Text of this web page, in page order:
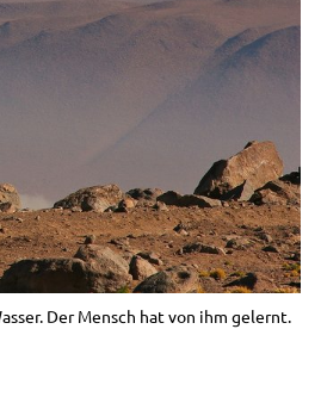
Der Mensch hat von ihm gelernt.